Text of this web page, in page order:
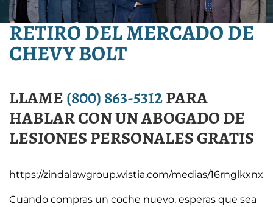
RETIRO DEL MERCADO DE
CHEVY BOLT
LLAME(800) 863-5312PARA
HABLAR CON UN ABOGADO DE
LESIONES PERSONALES GRATIS
https://zindalawgroup.wistia.com/medias/16rnglkxnx
Cuando compras un coche nuevo, esperas que sea